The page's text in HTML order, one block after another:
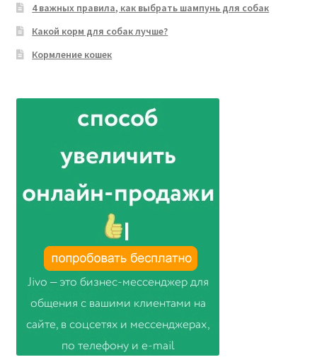
4 важных правила, как выбрать шампунь для собак
Какой корм для собак лучше?
Кормление кошек